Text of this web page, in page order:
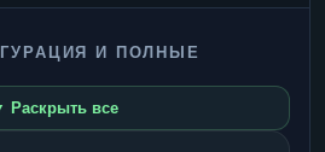
И ПОЛНЫЕ
Раскрыть все